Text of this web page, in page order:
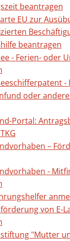
beantragen
EU zur
beantragen
- Ferien- oder
-
oder
Portal:
–
-
von E-
"Mutter